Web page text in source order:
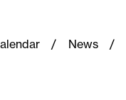
News